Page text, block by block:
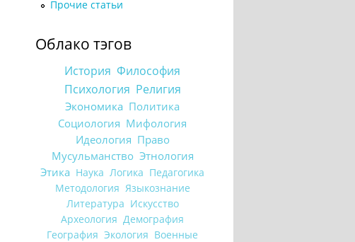
Прочие статьи
Облако тэгов
История Философия
Психология Религия
Экономика Политика
Социология Мифология
Идеология Право
Мусульманство Этнология
Этика Наука Логика Педагогика
Методология Языкознание
Литература Искусство
Археология Демография
География Экология Военные